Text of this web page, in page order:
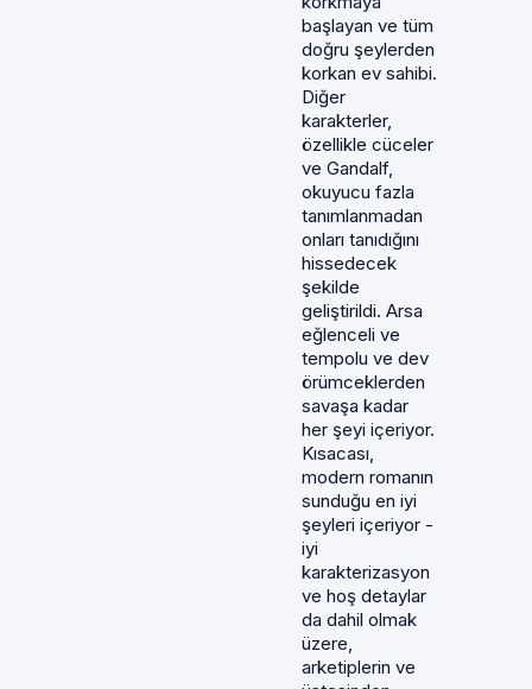
başlayan ve tüm
doğru şeylerden
korkan ev sahibi.
Diğer
karakterler,
özellikle cüceler
ve Gandalf,
okuyucu fazla
tanımlanmadan
onları tanıdığını
hissedecek
şekilde
geliştirildi. Arsa
eğlenceli ve
tempolu ve dev
örümceklerden
savaşa kadar
her şeyi içeriyor.
Kısacası,
modern romanın
sunduğu en iyi
şeyleri içeriyor -
iyi
karakterizasyon
ve hoş detaylar
da dahil olmak
üzere,
arketiplerin ve